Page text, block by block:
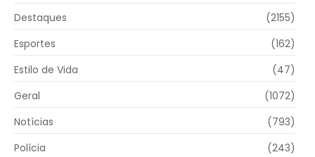
Destaques
(2155)
Esportes
(162)
Estilo de Vida
(47)
Geral
(1072)
Notícias
(793)
Polícia
(243)